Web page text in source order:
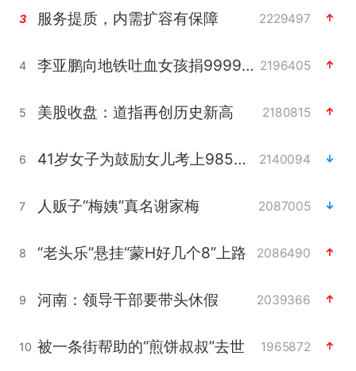
3 服务提质，内需扩容有保障 2229497
4 李亚鹏向地铁吐血女孩捐99999元 2196405
5 美股收盘：道指再创历史新高 2180815
6 41岁女子为鼓励女儿考上985研究生 2140094
7 人贩子“梅姨”真名谢家梅 2087005
8 “老头乐”悬挂“蒙H好几个8”上路 2086490
9 河南：领导干部要带头休假 2039366
10 被一条街帮助的“煎饼叔叔”去世 1965872